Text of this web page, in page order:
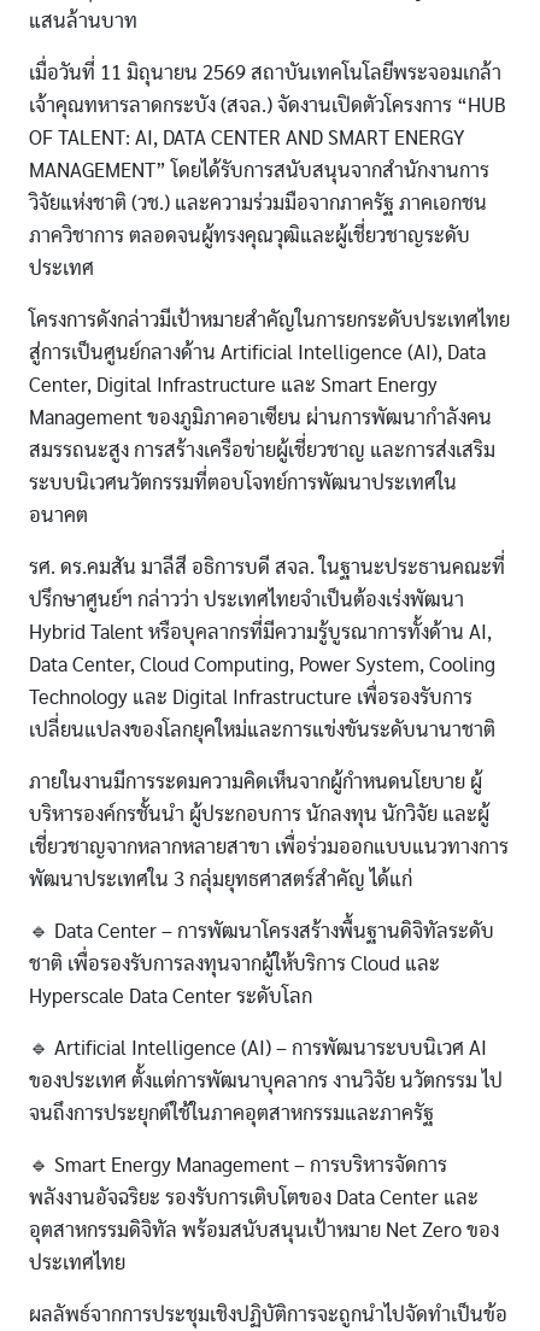
แสนล้านบาท
เมื่อวันที่ 11 มิถุนายน 2569 สถาบันเทคโนโลยีพระจอมเกล้า
เจ้าคุณทหารลาดกระบัง (สจล.) จัดงานเปิดตัวโครงการ “HUB
OF TALENT: AI, DATA CENTER AND SMART ENERGY
MANAGEMENT” โดยได้รับการสนับสนุนจากสำนักงานการ
วิจัยแห่งชาติ (วช.) และความร่วมมือจากภาครัฐ ภาคเอกชน
ภาควิชาการ ตลอดจนผู้ทรงคุณวุฒิและผู้เชี่ยวชาญระดับ
ประเทศ
โครงการดังกล่าวมีเป้าหมายสำคัญในการยกระดับประเทศไทย
สู่การเป็นศูนย์กลางด้าน Artificial Intelligence (AI), Data
Center, Digital Infrastructure และ Smart Energy
Management ของภูมิภาคอาเซียน ผ่านการพัฒนากำลังคน
สมรรถนะสูง การสร้างเครือข่ายผู้เชี่ยวชาญ และการส่งเสริม
ระบบนิเวศนวัตกรรมที่ตอบโจทย์การพัฒนาประเทศใน
อนาคต
รศ. ดร.คมสัน มาลีสี อธิการบดี สจล. ในฐานะประธานคณะที่
ปรึกษาศูนย์ฯ กล่าวว่า ประเทศไทยจำเป็นต้องเร่งพัฒนา
Hybrid Talent หรือบุคลากรที่มีความรู้บูรณาการทั้งด้าน AI,
Data Center, Cloud Computing, Power System, Cooling
Technology และ Digital Infrastructure เพื่อรองรับการ
เปลี่ยนแปลงของโลกยุคใหม่และการแข่งขันระดับนานาชาติ
ภายในงานมีการระดมความคิดเห็นจากผู้กำหนดนโยบาย ผู้
บริหารองค์กรชั้นนำ ผู้ประกอบการ นักลงทุน นักวิจัย และผู้
เชี่ยวชาญจากหลากหลายสาขา เพื่อร่วมออกแบบแนวทางการ
พัฒนาประเทศใน 3 กลุ่มยุทธศาสตร์สำคัญ ได้แก่
🔹 Data Center – การพัฒนาโครงสร้างพื้นฐานดิจิทัลระดับ
ชาติ เพื่อรองรับการลงทุนจากผู้ให้บริการ Cloud และ
Hyperscale Data Center ระดับโลก
🔹 Artificial Intelligence (AI) – การพัฒนาระบบนิเวศ AI
ของประเทศ ตั้งแต่การพัฒนาบุคลากร งานวิจัย นวัตกรรม ไป
จนถึงการประยุกต์ใช้ในภาคอุตสาหกรรมและภาครัฐ
🔹 Smart Energy Management – การบริหารจัดการ
พลังงานอัจฉริยะ รองรับการเติบโตของ Data Center และ
อุตสาหกรรมดิจิทัล พร้อมสนับสนุนเป้าหมาย Net Zero ของ
ประเทศไทย
ผลลัพธ์จากการประชุมเชิงปฏิบัติการจะถูกนำไปจัดทำเป็นข้อ